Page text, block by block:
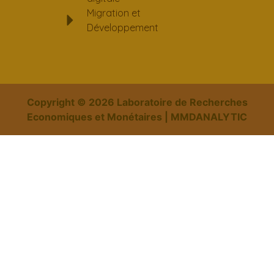
Migration et
Développement
Copyright © 2026 Laboratoire de Recherches
Economiques et Monétaires | MMDANALYTIC